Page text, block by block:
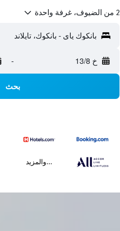
2 من الضيوف، غرفة واحدة
خ 13/8 -
بحث
...والمزيد